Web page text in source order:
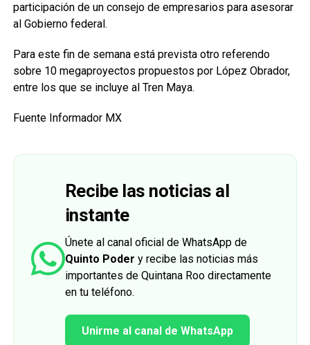
participación de un consejo de empresarios para asesorar
al Gobierno federal.
Para este fin de semana está prevista otro referendo
sobre 10 megaproyectos propuestos por López Obrador,
entre los que se incluye al Tren Maya.
Fuente Informador MX
Recibe las noticias al
instante
Únete al canal oficial de WhatsApp de
Quinto Poder y recibe las noticias más
importantes de Quintana Roo directamente
en tu teléfono.
Unirme al canal de WhatsApp